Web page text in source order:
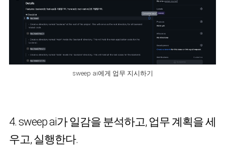
sweep ai에게 업무 지시하기
4. sweep ai가 일감을 분석하고, 업무 계획을 세
우고, 실행한다.